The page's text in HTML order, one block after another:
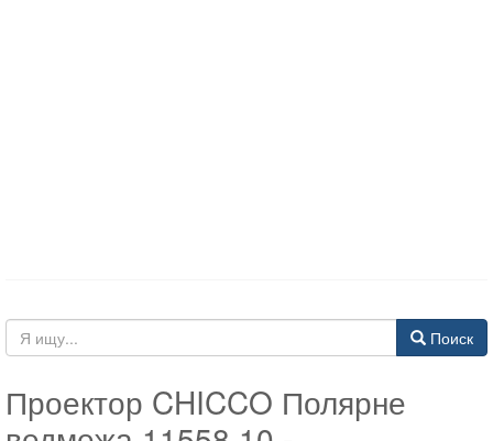
Поиск
Проектор CHICCO Полярне